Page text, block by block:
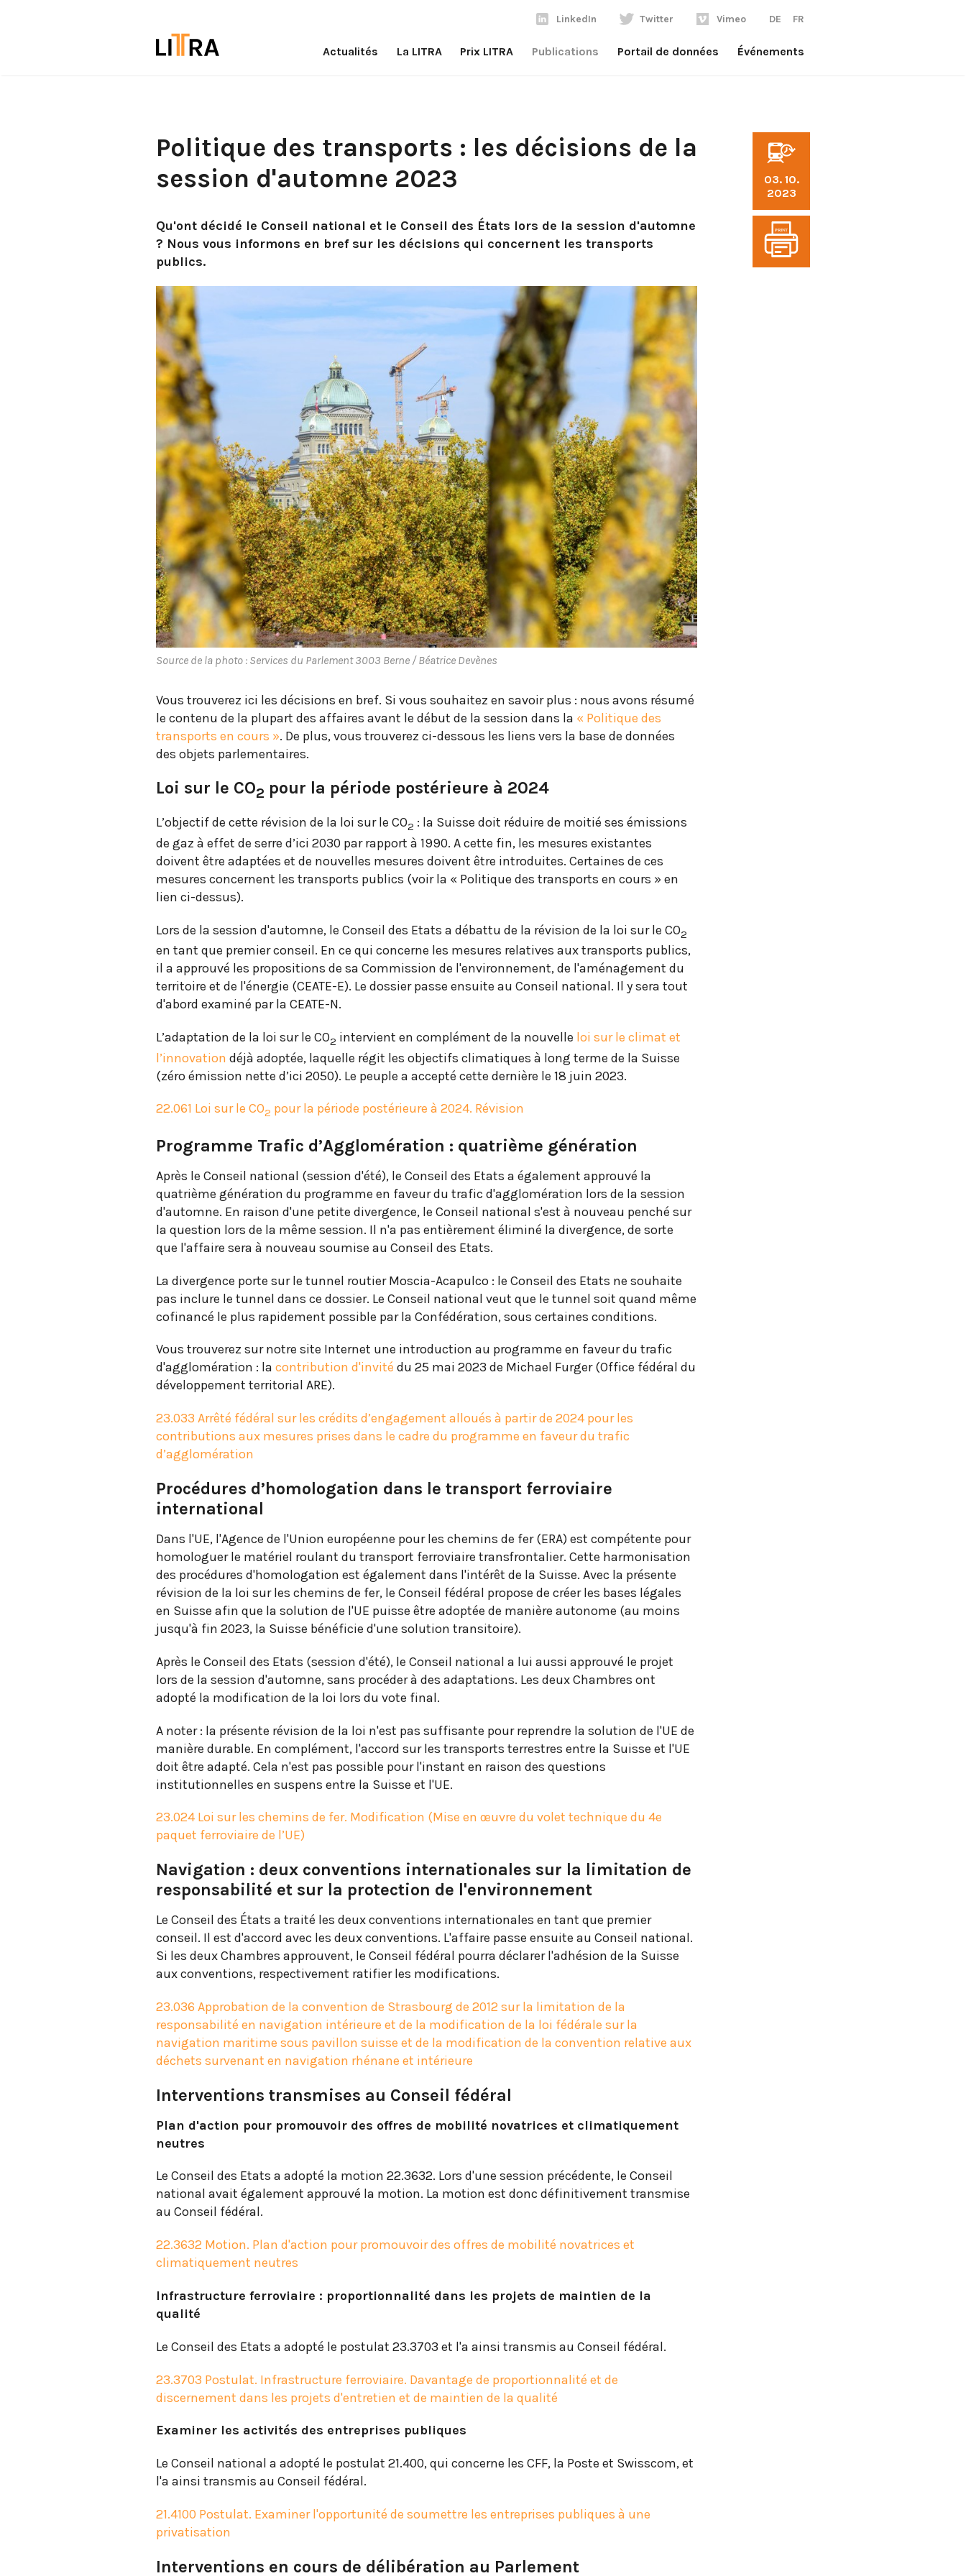
LinkedIn Twitter Vimeo DE FR
Actualités La LITRA Prix LITRA Publications Portail de données Événements
03. 10.
2023
PRINT
Politique des transports : les décisions de la
session d'automne 2023
Qu'ont décidé le Conseil national et le Conseil des États lors de la session d'automne
? Nous vous informons en bref sur les décisions qui concernent les transports
publics.
Source de la photo : Services du Parlement 3003 Berne / Béatrice Devènes
Vous trouverez ici les décisions en bref. Si vous souhaitez en savoir plus : nous avons résumé
le contenu de la plupart des affaires avant le début de la session dans la « Politique des
transports en cours ». De plus, vous trouverez ci-dessous les liens vers la base de données
des objets parlementaires.
Loi sur le CO2 pour la période postérieure à 2024
L’objectif de cette révision de la loi sur le CO2 : la Suisse doit réduire de moitié ses émissions
de gaz à effet de serre d’ici 2030 par rapport à 1990. A cette fin, les mesures existantes
doivent être adaptées et de nouvelles mesures doivent être introduites. Certaines de ces
mesures concernent les transports publics (voir la « Politique des transports en cours » en
lien ci-dessus).
Lors de la session d'automne, le Conseil des Etats a débattu de la révision de la loi sur le CO2
en tant que premier conseil. En ce qui concerne les mesures relatives aux transports publics,
il a approuvé les propositions de sa Commission de l'environnement, de l'aménagement du
territoire et de l'énergie (CEATE-E). Le dossier passe ensuite au Conseil national. Il y sera tout
d'abord examiné par la CEATE-N.
L’adaptation de la loi sur le CO2 intervient en complément de la nouvelle loi sur le climat et
l’innovation déjà adoptée, laquelle régit les objectifs climatiques à long terme de la Suisse
(zéro émission nette d’ici 2050). Le peuple a accepté cette dernière le 18 juin 2023.
22.061 Loi sur le CO2 pour la période postérieure à 2024. Révision
Programme Trafic d’Agglomération : quatrième génération
Après le Conseil national (session d'été), le Conseil des Etats a également approuvé la
quatrième génération du programme en faveur du trafic d'agglomération lors de la session
d'automne. En raison d'une petite divergence, le Conseil national s'est à nouveau penché sur
la question lors de la même session. Il n'a pas entièrement éliminé la divergence, de sorte
que l'affaire sera à nouveau soumise au Conseil des Etats.
La divergence porte sur le tunnel routier Moscia-Acapulco : le Conseil des Etats ne souhaite
pas inclure le tunnel dans ce dossier. Le Conseil national veut que le tunnel soit quand même
cofinancé le plus rapidement possible par la Confédération, sous certaines conditions.
Vous trouverez sur notre site Internet une introduction au programme en faveur du trafic
d'agglomération : la contribution d'invité du 25 mai 2023 de Michael Furger (Office fédéral du
développement territorial ARE).
23.033 Arrêté fédéral sur les crédits d’engagement alloués à partir de 2024 pour les
contributions aux mesures prises dans le cadre du programme en faveur du trafic
d’agglomération
Procédures d’homologation dans le transport ferroviaire
international
Dans l'UE, l'Agence de l'Union européenne pour les chemins de fer (ERA) est compétente pour
homologuer le matériel roulant du transport ferroviaire transfrontalier. Cette harmonisation
des procédures d'homologation est également dans l'intérêt de la Suisse. Avec la présente
révision de la loi sur les chemins de fer, le Conseil fédéral propose de créer les bases légales
en Suisse afin que la solution de l'UE puisse être adoptée de manière autonome (au moins
jusqu'à fin 2023, la Suisse bénéficie d'une solution transitoire).
Après le Conseil des Etats (session d'été), le Conseil national a lui aussi approuvé le projet
lors de la session d'automne, sans procéder à des adaptations. Les deux Chambres ont
adopté la modification de la loi lors du vote final.
A noter : la présente révision de la loi n'est pas suffisante pour reprendre la solution de l'UE de
manière durable. En complément, l'accord sur les transports terrestres entre la Suisse et l'UE
doit être adapté. Cela n'est pas possible pour l'instant en raison des questions
institutionnelles en suspens entre la Suisse et l'UE.
23.024 Loi sur les chemins de fer. Modification (Mise en œuvre du volet technique du 4e
paquet ferroviaire de l’UE)
Navigation : deux conventions internationales sur la limitation de
responsabilité et sur la protection de l'environnement
Le Conseil des États a traité les deux conventions internationales en tant que premier
conseil. Il est d'accord avec les deux conventions. L'affaire passe ensuite au Conseil national.
Si les deux Chambres approuvent, le Conseil fédéral pourra déclarer l'adhésion de la Suisse
aux conventions, respectivement ratifier les modifications.
23.036 Approbation de la convention de Strasbourg de 2012 sur la limitation de la
responsabilité en navigation intérieure et de la modification de la loi fédérale sur la
navigation maritime sous pavillon suisse et de la modification de la convention relative aux
déchets survenant en navigation rhénane et intérieure
Interventions transmises au Conseil fédéral
Plan d'action pour promouvoir des offres de mobilité novatrices et climatiquement
neutres
Le Conseil des Etats a adopté la motion 22.3632. Lors d'une session précédente, le Conseil
national avait également approuvé la motion. La motion est donc définitivement transmise
au Conseil fédéral.
22.3632 Motion. Plan d'action pour promouvoir des offres de mobilité novatrices et
climatiquement neutres
Infrastructure ferroviaire : proportionnalité dans les projets de maintien de la
qualité
Le Conseil des Etats a adopté le postulat 23.3703 et l'a ainsi transmis au Conseil fédéral.
23.3703 Postulat. Infrastructure ferroviaire. Davantage de proportionnalité et de
discernement dans les projets d'entretien et de maintien de la qualité
Examiner les activités des entreprises publiques
Le Conseil national a adopté le postulat 21.400, qui concerne les CFF, la Poste et Swisscom, et
l'a ainsi transmis au Conseil fédéral.
21.4100 Postulat. Examiner l'opportunité de soumettre les entreprises publiques à une
privatisation
Interventions en cours de délibération au Parlement